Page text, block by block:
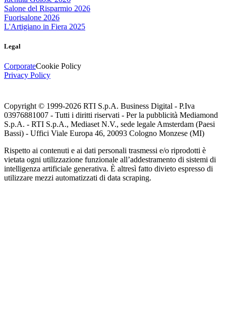
Salone del Risparmio 2026
Fuorisalone 2026
L'Artigiano in Fiera 2025
Legal
CorporateCookie Policy
Privacy Policy
Copyright © 1999-2026 RTI S.p.A. Business Digital - P.Iva
03976881007 - Tutti i diritti riservati - Per la pubblicità Mediamond
S.p.A. - RTI S.p.A., Mediaset N.V., sede legale Amsterdam (Paesi
Bassi) - Uffici Viale Europa 46, 20093 Cologno Monzese (MI)
Rispetto ai contenuti e ai dati personali trasmessi e/o riprodotti è
vietata ogni utilizzazione funzionale all’addestramento di sistemi di
intelligenza artificiale generativa. È altresì fatto divieto espresso di
utilizzare mezzi automatizzati di data scraping.